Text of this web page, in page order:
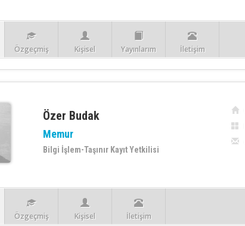
Özgeçmiş Kişisel Yayınlarım İletişim
Özer Budak
Memur
Bilgi İşlem-Taşınır Kayıt Yetkilisi
Özgeçmiş Kişisel İletişim